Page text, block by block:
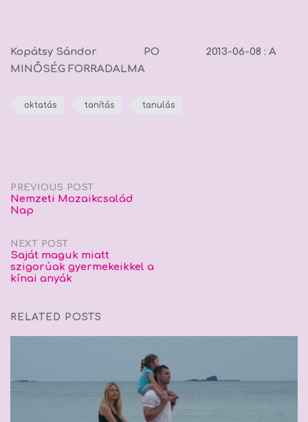
Kopátsy Sándor PO 2013-06-08 : A
MINŐSÉG FORRADALMA
oktatás tanítás tanulás
Post
PREVIOUS POST
Nemzeti Mozaikcsalád
Nap
NEXT POST
Saját maguk miatt
szigorúak gyermekeikkel a
kínai anyák
RELATED POSTS